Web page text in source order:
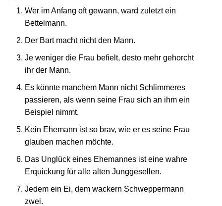
Wer im Anfang oft gewann, ward zuletzt ein
Bettelmann.
Der Bart macht nicht den Mann.
Je weniger die Frau befielt, desto mehr gehorcht
ihr der Mann.
Es könnte manchem Mann nicht Schlimmeres
passieren, als wenn seine Frau sich an ihm ein
Beispiel nimmt.
Kein Ehemann ist so brav, wie er es seine Frau
glauben machen möchte.
Das Unglück eines Ehemannes ist eine wahre
Erquickung für alle alten Junggesellen.
Jedem ein Ei, dem wackern Schweppermann
zwei.